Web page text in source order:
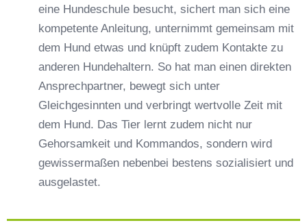
eine Hundeschule besucht, sichert man sich eine
kompetente Anleitung, unternimmt gemeinsam mit
dem Hund etwas und knüpft zudem Kontakte zu
anderen Hundehaltern. So hat man einen direkten
Ansprechpartner, bewegt sich unter
Gleichgesinnten und verbringt wertvolle Zeit mit
dem Hund. Das Tier lernt zudem nicht nur
Gehorsamkeit und Kommandos, sondern wird
gewissermaßen nebenbei bestens sozialisiert und
ausgelastet.